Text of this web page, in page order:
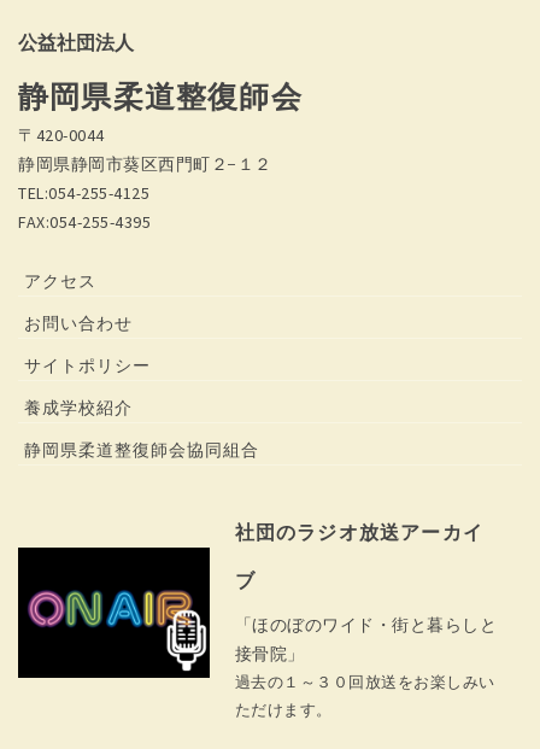
公益社団法人
静岡県柔道整復師会
〒420-0044
静岡県静岡市葵区西門町２−１２
TEL:054-255-4125
FAX:054-255-4395
アクセス
お問い合わせ
サイトポリシー
養成学校紹介
静岡県柔道整復師会協同組合
社団のラジオ放送アーカイ
ブ
「ほのぼのワイド・街と暮らしと
接骨院」
過去の１～３０回放送をお楽しみい
ただけます。